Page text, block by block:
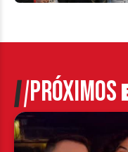
PRÓXIMOS